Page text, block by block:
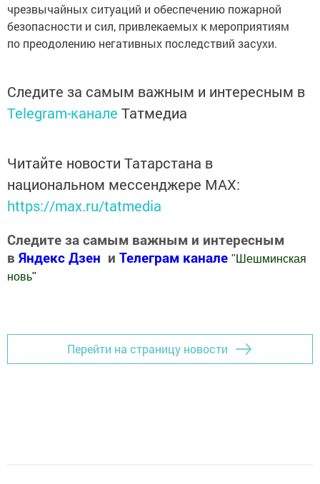
чрезвычайных ситуаций и обеспечению пожарной
безопасности и сил, привлекаемых к мероприятиям
по преодолению негативных последствий засухи.
Следите за самым важным и интересным в
Telegram-канале Татмедиа
Читайте новости Татарстана в
национальном мессенджере MАХ:
https://max.ru/tatmedia
Следите за самым важным и интересным
в Яндекс Дзен и Телеграм канале " Шешминская
новь"
Перейти на страницу новости